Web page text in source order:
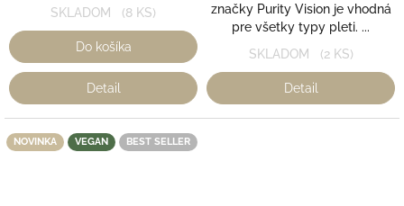
SKLADOM (8 KS)
Do košíka
Detail
značky Purity Vision je vhodná
pre všetky typy pleti. ...
SKLADOM (2 KS)
Detail
NOVINKA VEGAN BEST SELLER